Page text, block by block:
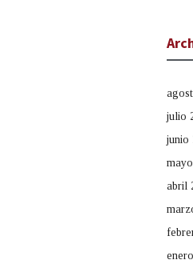
julio
junio
abril